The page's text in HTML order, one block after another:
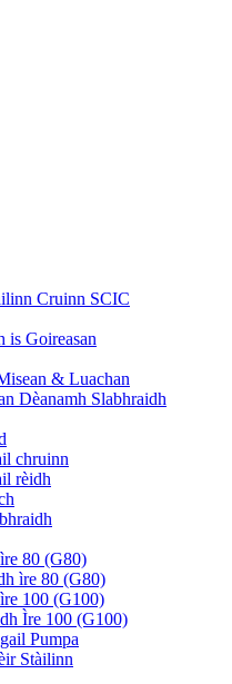
Cruinn SCIC
is Goireasan
& Luachan
Dèanamh Slabhraidh
chruinn
rèidh
80 (G80)
ìre 80 (G80)
100 (G100)
Ìre 100 (G100)
Pumpa
Stàilinn